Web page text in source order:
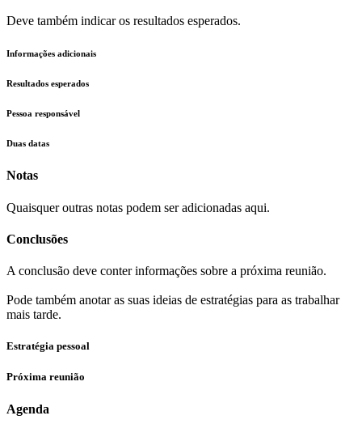
Deve também indicar os resultados esperados.
Informações adicionais
Resultados esperados
Pessoa responsável
Duas datas
Notas
Quaisquer outras notas podem ser adicionadas aqui.
Conclusões
A conclusão deve conter informações sobre a próxima reunião.
Pode também anotar as suas ideias de estratégias para as trabalhar
mais tarde.
Estratégia pessoal
Próxima reunião
Agenda